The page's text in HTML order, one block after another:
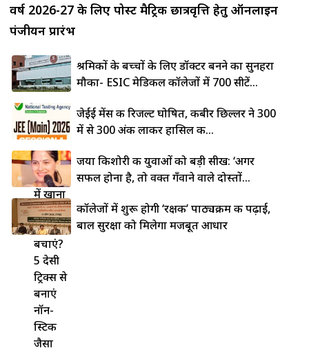
लोहे की
कड़ाही
में खाना
चिपकने
से कैसे
बचाएं?
5 देसी
ट्रिक्स से
बनाएं
नॉन-
स्टिक
जैसा
वर्ष 2026-27 के लिए पोस्ट मैट्रिक छात्रवृत्ति हेतु ऑनलाइन
पंजीयन प्रारंभ
श्रमिकों के बच्चों के लिए डॉक्टर बनने का सुनहरा
मौका- ESIC मेडिकल कॉलेजों में 700 सीटें...
जेईई मेंस की रिजल्ट घोषित, कबीर छिल्लर ने 300
में से 300 अंक लाकर हासिल की...
जया किशोरी की युवाओं को बड़ी सीख: ‘अगर
सफल होना है, तो वक्त गँवाने वाले दोस्तों...
कॉलेजों में शुरू होगी ‘रक्षक’ पाठ्यक्रम की पढ़ाई,
बाल सुरक्षा को मिलेगा मजबूत आधार